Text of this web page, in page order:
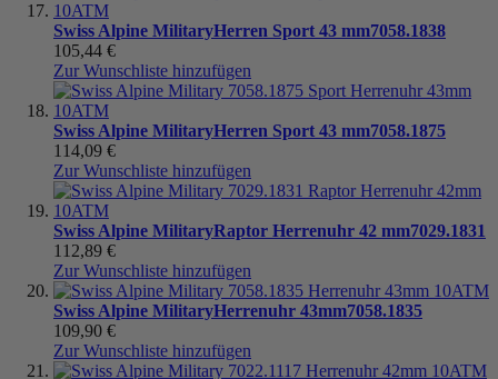
Swiss Alpine MilitaryHerren Sport 43 mm7058.1838
105,44 €
Zur Wunschliste hinzufügen
Swiss Alpine MilitaryHerren Sport 43 mm7058.1875
114,09 €
Zur Wunschliste hinzufügen
Swiss Alpine MilitaryRaptor Herrenuhr 42 mm7029.1831
112,89 €
Zur Wunschliste hinzufügen
Swiss Alpine MilitaryHerrenuhr 43mm7058.1835
109,90 €
Zur Wunschliste hinzufügen